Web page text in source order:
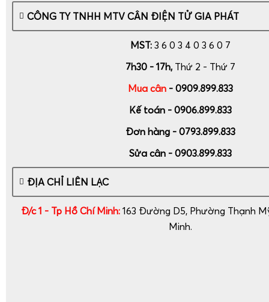
CÔNG TY TNHH MTV CÂN ĐIỆN TỬ GIA PHÁT
MST:3 6 0 3 4 0 3 6 0 7
7h30 - 17h,Thứ 2 - Thứ 7
Mua cân- 0909.899.833
Kế toán - 0906.899.833
Đơn hàng - 0793.899.833
Sửa cân - 0903.899.833
ĐỊA CHỈ LIÊN LẠC
Đ/c 1 - Tp Hồ Chí Minh: 163 Đường D5, Phường Thạnh
Minh.